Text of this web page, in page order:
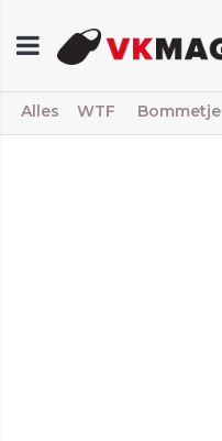
Alles WTF Bommetje